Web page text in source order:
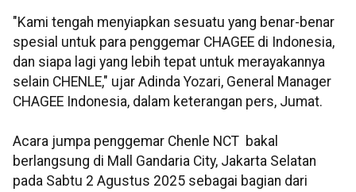
"Kami tengah menyiapkan sesuatu yang benar-benar
spesial untuk para penggemar CHAGEE di Indonesia,
dan siapa lagi yang lebih tepat untuk merayakannya
selain CHENLE," ujar Adinda Yozari, General Manager
CHAGEE Indonesia, dalam keterangan pers, Jumat.
Acara jumpa penggemar Chenle NCT bakal
berlangsung di Mall Gandaria City, Jakarta Selatan
pada Sabtu 2 Agustus 2025 sebagai bagian dari